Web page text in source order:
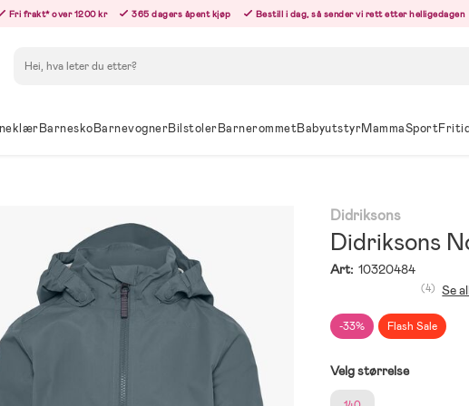
Fri frakt* over 1200 kr 365 dagers åpent kjøp Bestill i dag, så sender vi rett etter helligedagen
BarneskoBarnevognerBilstolerBarnerommetBabyutstyrMammaSport
Didriksons
Didriksons
Art: 10320484
-33% Flash Sale
(4) Se
Velg størrelse